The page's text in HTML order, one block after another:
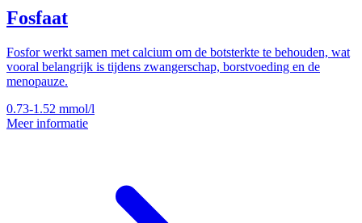
Fosfaat
Fosfor werkt samen met calcium om de botsterkte te behouden, wat
vooral belangrijk is tijdens zwangerschap, borstvoeding en de
menopauze.
0.73-1.52 mmol/l
Meer informatie